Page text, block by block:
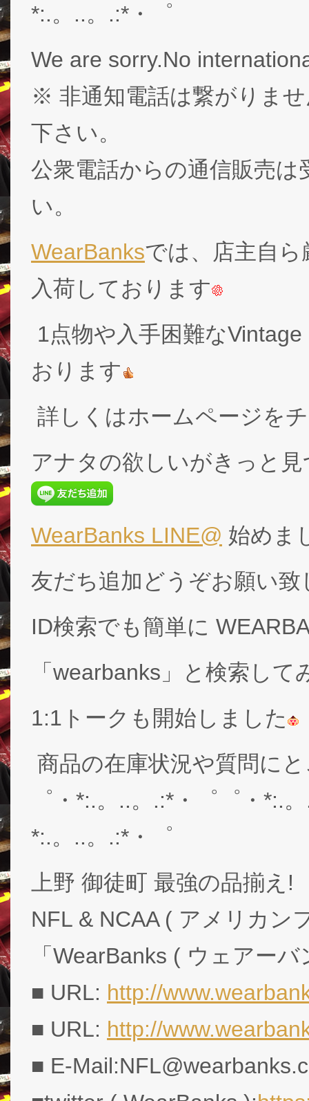
*:.。..。.:*・゜
We are sorry.No
※ 非通知電話は繋がりま
下さい。
公衆電話からの通信販売
い。
WearBanksでは、店主自
入荷しております
1点物や入手困難な
おります
詳しくはホームページを
アナタの欲しいがきっと
WearBanks LINE@ 始めま
友だち追加どうぞお願い致
ID検索でも簡単に
「wearbanks」と検索して
1:1トークも開始しました
商品の在庫状況や質問に
゜・*:.。..。.:*・゜゜・*:.
*:.。..。.:*・゜
上野 御徒町 最強の品揃え!
NFL & NCAA ( アメリカン
「WearBanks ( ウェアー
■ URL: http://
■ URL: http://
■ E-